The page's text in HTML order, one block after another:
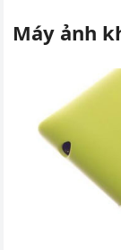
Máy ảnh